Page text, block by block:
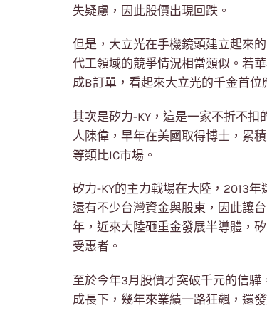
失疑慮，因此股價出現回跌。
但是，大立光在手機鏡頭建立起來
代工領域的競爭情況相當類似。若
成B訂單，看起來大立光的千金首位
其次是矽力-KY，這是一家不折不扣
人陳偉，早年在美國取得博士，累
等類比IC市場。
矽力-KY的主力戰場在大陸，2013
還有不少台灣資金與股東，因此讓
年，近來大陸砸重金發展半導體，
受惠者。
至於今年3月股價才突破千元的信
成長下，幾年來業績一路狂飆，還